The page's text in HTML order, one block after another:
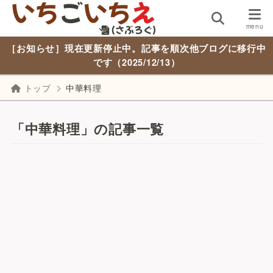
［お知らせ］現在更新停止中。記事を順次他ブログに移行中
です（2025/12/13）
トップ 中華料理
「中華料理」の記事一覧